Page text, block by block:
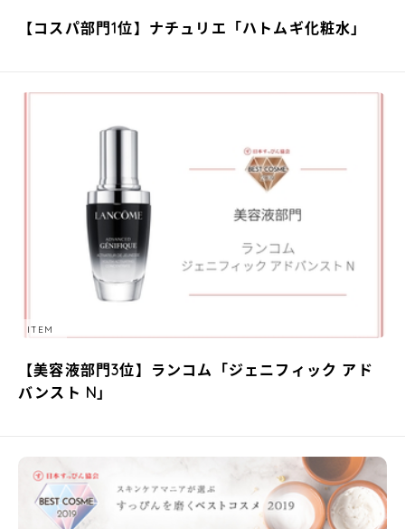
【コスパ部門1位】ナチュリエ「ハトムギ化粧水」
ITEM
【美容液部門3位】ランコム「ジェニフィック アド
バンスト N」